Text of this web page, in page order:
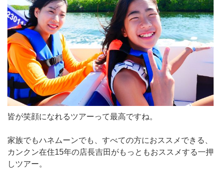
皆が笑顔になれるツアーって最高ですね。
家族でもハネムーンでも、すべての方におススメできる、
カンクン在住15年の店長吉田がもっともおススメする一押
しツアー。